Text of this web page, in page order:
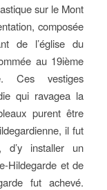
sur le Mont
composée
de l’église du
au 19ième
Ces vestiges
qui ravagea la
purent être
il fut
d’y installer un
Hildegarde et de
fut achevé.